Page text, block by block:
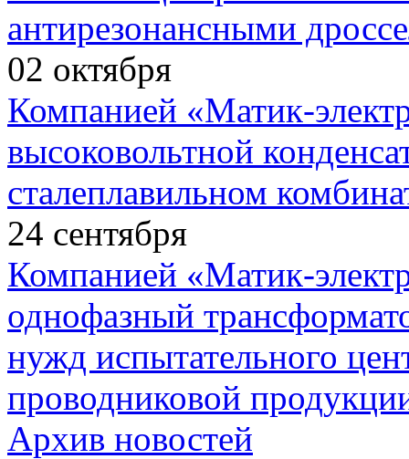
антирезонансными
02 октября
Компанией «Матик-
высоковольтной
сталеплавильном
24 сентября
Компанией «Матик-
однофазный
нужд испытательного
проводниковой
Архив новостей